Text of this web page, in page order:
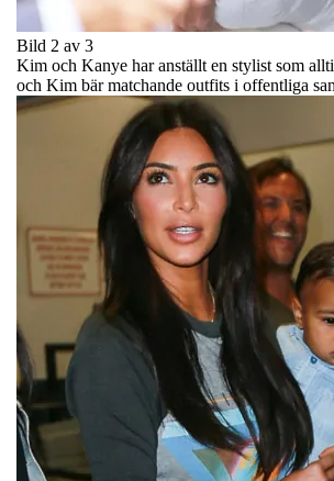
Bild 2 av 3
Kim och Kanye har anställt en stylist som
och Kim bär matchande outfits i offentliga